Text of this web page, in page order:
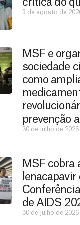
5 de agosto de
MSF e
sociedade
como
prevenção
30 de julho de 2026
MSF cobra
de AIDS
30 de julho de 2026